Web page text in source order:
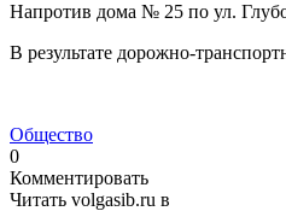
Напротив дома № 25 по ул.
В результате дорожно-
Общество
0
Комментировать
Читать volgasib.ru в